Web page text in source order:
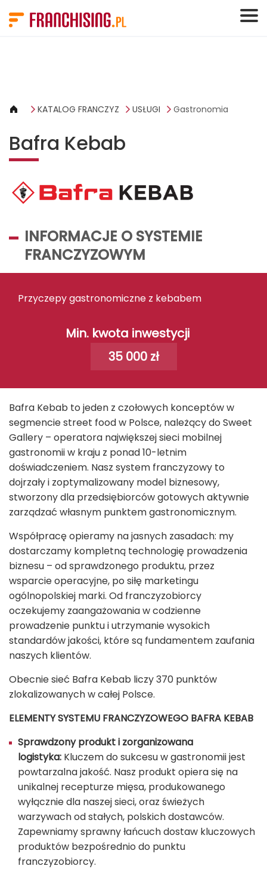
KATALOG FRANCZYZ USŁUGI Gastronomia
Bafra Kebab
INFORMACJE O SYSTEMIE
FRANCZYZOWYM
Przyczepy gastronomiczne z kebabem
Min. kwota inwestycji
35 000 zł
Bafra Kebab to jeden z czołowych konceptów w
segmencie street food w Polsce, należący do Sweet
Gallery – operatora największej sieci mobilnej
gastronomii w kraju z ponad 10-letnim
doświadczeniem. Nasz system franczyzowy to
dojrzały i zoptymalizowany model biznesowy,
stworzony dla przedsiębiorców gotowych aktywnie
zarządzać własnym punktem gastronomicznym.
Współpracę opieramy na jasnych zasadach: my
dostarczamy kompletną technologię prowadzenia
biznesu – od sprawdzonego produktu, przez
wsparcie operacyjne, po siłę marketingu
ogólnopolskiej marki. Od franczyzobiorcy
oczekujemy zaangażowania w codzienne
prowadzenie punktu i utrzymanie wysokich
standardów jakości, które są fundamentem zaufania
naszych klientów.
Obecnie sieć Bafra Kebab liczy 370 punktów
zlokalizowanych w całej Polsce.
ELEMENTY SYSTEMU FRANCZYZOWEGO BAFRA KEBAB
Sprawdzony produkt i zorganizowana
logistyka: Kluczem do sukcesu w gastronomii jest
powtarzalna jakość. Nasz produkt opiera się na
unikalnej recepturze mięsa, produkowanego
wyłącznie dla naszej sieci, oraz świeżych
warzywach od stałych, polskich dostawców.
Zapewniamy sprawny łańcuch dostaw kluczowych
produktów bezpośrednio do punktu
franczyzobiorcy.